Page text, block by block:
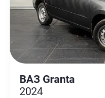
ВАЗ Granta
2024